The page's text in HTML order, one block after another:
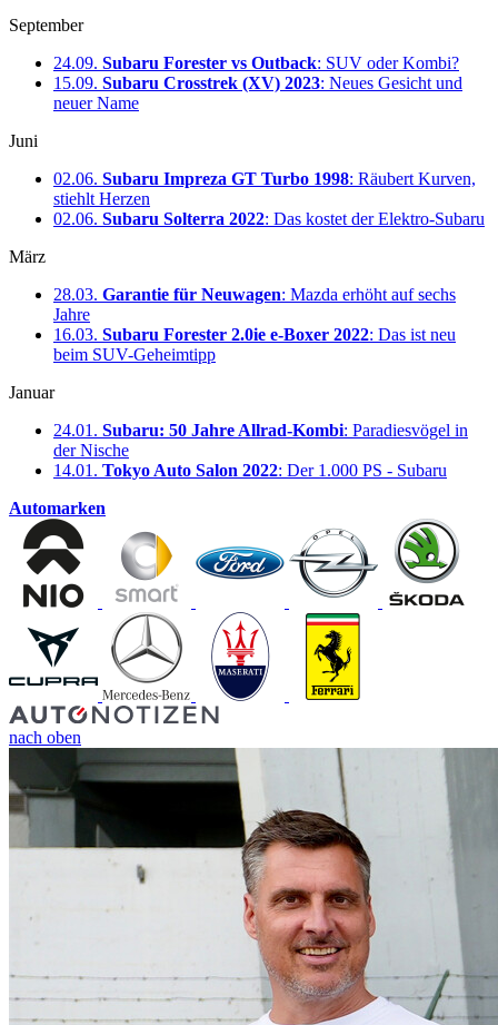
September
24.09. Subaru Forester vs Outback: SUV oder Kombi?
15.09. Subaru Crosstrek (XV) 2023: Neues Gesicht und
neuer Name
Juni
02.06. Subaru Impreza GT Turbo 1998: Räubert Kurven,
stiehlt Herzen
02.06. Subaru Solterra 2022: Das kostet der Elektro-Subaru
März
28.03. Garantie für Neuwagen: Mazda erhöht auf sechs
Jahre
16.03. Subaru Forester 2.0ie e-Boxer 2022: Das ist neu
beim SUV-Geheimtipp
Januar
24.01. Subaru: 50 Jahre Allrad-Kombi: Paradiesvögel in
der Nische
14.01. Tokyo Auto Salon 2022: Der 1.000 PS - Subaru
Automarken
nach oben